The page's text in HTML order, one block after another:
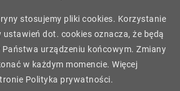
stosujemy pliki cookies. Korzystanie
dot. cookies oznacza, że będą
Państwa urządzeniu końcowym. Zmiany
w każdym momencie. Więcej
Polityka prywatności.